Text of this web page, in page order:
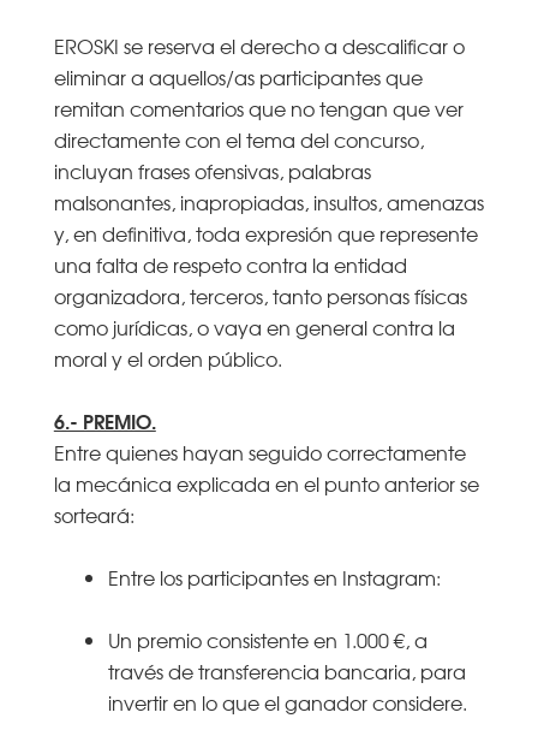
EROSKI se reserva el derecho a descalificar o
eliminar a aquellos/as participantes que
remitan comentarios que no tengan que ver
directamente con el tema del concurso,
incluyan frases ofensivas, palabras
malsonantes, inapropiadas, insultos, amenazas
y, en definitiva, toda expresión que represente
una falta de respeto contra la entidad
organizadora, terceros, tanto personas físicas
como jurídicas, o vaya en general contra la
moral y el orden público.
6.- PREMIO.
Entre quienes hayan seguido correctamente
la mecánica explicada en el punto anterior se
sorteará:
Entre los participantes en Instagram:
Un premio consistente en 1.000 €, a
través de transferencia bancaria, para
invertir en lo que el ganador considere.